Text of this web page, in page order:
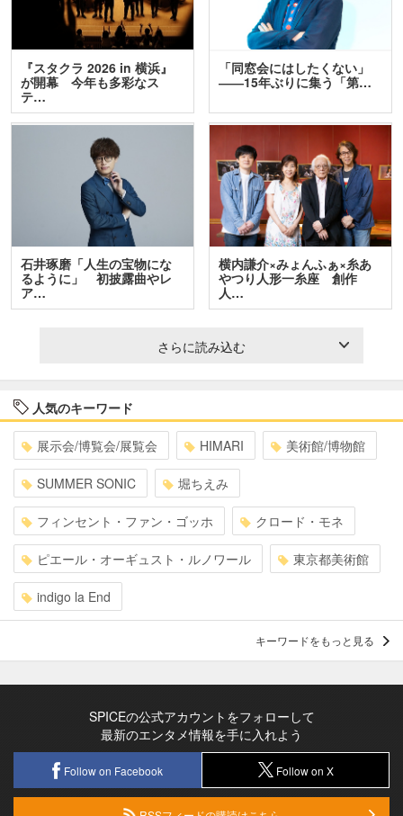
『スタクラ 2026 in 横浜』
が開幕 今年も多彩なス
テ…
「同窓会にはしたくない」
――15年ぶりに集う「第…
石井琢磨「人生の宝物にな
るように」 初披露曲やレ
ア…
横内謙介×みょんふぁ×糸あ
やつり人形一糸座 創作
人…
さらに読み込む
人気のキーワード
展示会/博覧会/展覧会 HIMARI 美術館/博物館
SUMMER SONIC 堀ちえみ
フィンセント・ファン・ゴッホ クロード・モネ
ピエール・オーギュスト・ルノワール 東京都美術館
indigo la End
キーワードをもっと見る
SPICEの公式アカウントをフォローして
最新のエンタメ情報を手に入れよう
Follow on Facebook Follow on X